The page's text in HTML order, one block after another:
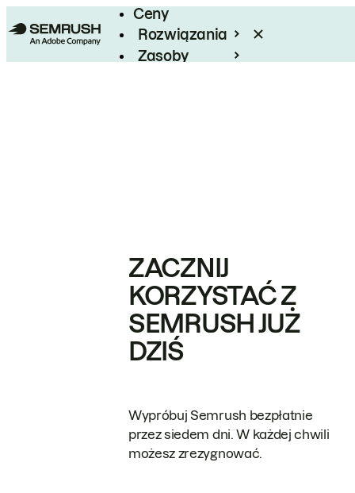
Ceny
Rozwiązania
Zasoby
ZACZNIJ
KORZYSTAĆ Z
SEMRUSH JUŻ
DZIŚ
Wypróbuj Semrush bezpłatnie
przez siedem dni. W każdej chwili
możesz zrezygnować.